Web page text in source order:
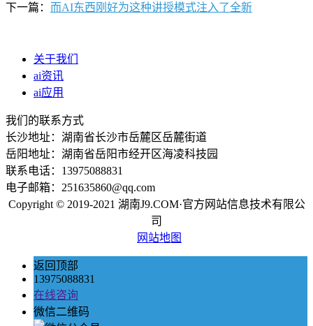
下一篇： 而AI东西刚好为这种讲授模式注入了全新
关于我们
ai资讯
ai应用
我们的联系方式
长沙地址：湖南省长沙市岳麓区岳麓街道
岳阳地址：湖南省岳阳市经开区海凌科技园
联系电话：13975088831
电子邮箱：251635860@qq.com
Copyright © 2019-2021 湖南J9.COM·官方网站信息技术有限公
司
网站地图
返回顶部
13975088831
在线咨询
微信二维码